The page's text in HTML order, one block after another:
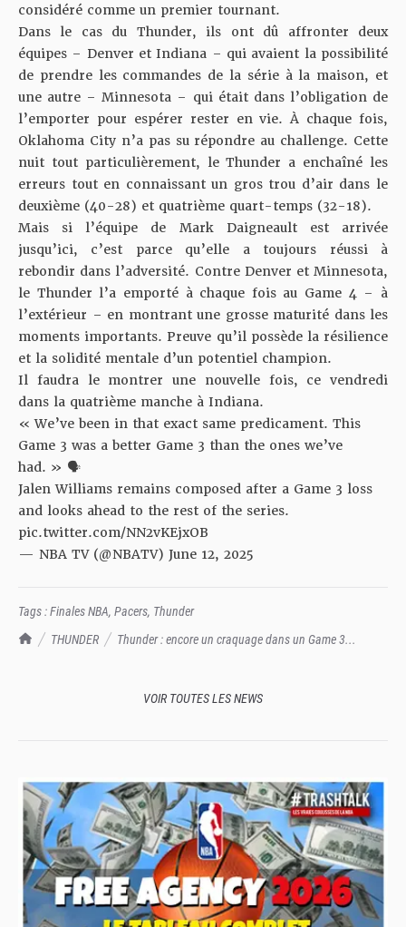
TrashTalk Actu NBA
THUNDER Thunder : encore un craquage dans un Game 3...
considéré comme un premier tournant.
Dans le cas du Thunder, ils ont dû affronter deux
équipes – Denver et Indiana – qui avaient la possibilité
de prendre les commandes de la série à la maison, et
une autre – Minnesota – qui était dans l’obligation de
l’emporter pour espérer rester en vie. À chaque fois,
Oklahoma City n’a pas su répondre au challenge. Cette
nuit tout particulièrement, le Thunder a enchaîné les
erreurs tout en connaissant un gros trou d’air dans le
deuxième (40-28) et quatrième quart-temps (32-18).
Mais si l’équipe de Mark Daigneault est arrivée
jusqu’ici, c’est parce qu’elle a toujours réussi à
rebondir dans l’adversité. Contre Denver et Minnesota,
le Thunder l’a emporté à chaque fois au Game 4 – à
l’extérieur – en montrant une grosse maturité dans les
moments importants. Preuve qu’il possède la résilience
et la solidité mentale d’un potentiel champion.
Il faudra le montrer une nouvelle fois, ce vendredi
dans la quatrième manche à Indiana.
« We’ve been in that exact same predicament. This
Game 3 was a better Game 3 than the ones we’ve
had. » 🗣️
Jalen Williams remains composed after a Game 3 loss
and looks ahead to the rest of the series.
pic.twitter.com/NN2vKEjxOB
— NBA TV (@NBATV) June 12, 2025
Tags :Finales NBA, Pacers, Thunder
VOIR TOUTES LES NEWS